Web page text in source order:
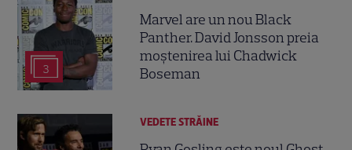
3
Marvel are un nou Black
Panther. David Jonsson preia
moștenirea lui Chadwick
Boseman
VEDETE STRĂINE